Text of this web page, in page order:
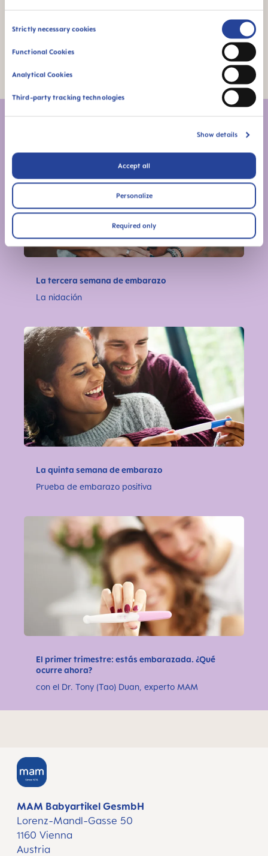
Consent
Strictly necessary cookies
Functional Cookies
Analytical Cookies
Third-party tracking technologies
Show details
Accept all
Personalize
Required only
La tercera semana de embarazo
La nidación
La quinta semana de embarazo
Prueba de embarazo positiva
El primer trimestre: estás embarazada. ¿Qué
ocurre ahora?
con el Dr. Tony (Tao) Duan, experto MAM
MAM Babyartikel GesmbH
Lorenz-Mandl-Gasse 50
1160 Vienna
Austria